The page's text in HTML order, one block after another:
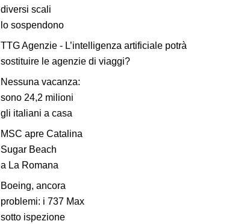
diversi scali
lo sospendono
TTG Agenzie - L’intelligenza artificiale potrà
sostituire le agenzie di viaggi?
Nessuna vacanza:
sono 24,2 milioni
gli italiani a casa
MSC apre Catalina
Sugar Beach
a La Romana
Boeing, ancora
problemi: i 737 Max
sotto ispezione